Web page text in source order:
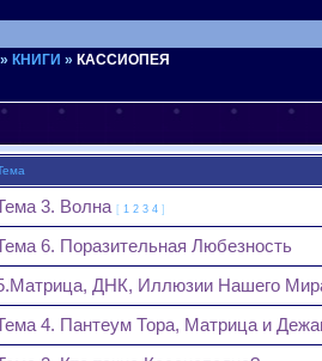
» КНИГИ » КАССИОПЕЯ
3. Волна [1 2 3 4 ]
6. Поразительная Любезность
ДНК, Иллюзии Нашего
4. Пантеум Тора, Матрица и